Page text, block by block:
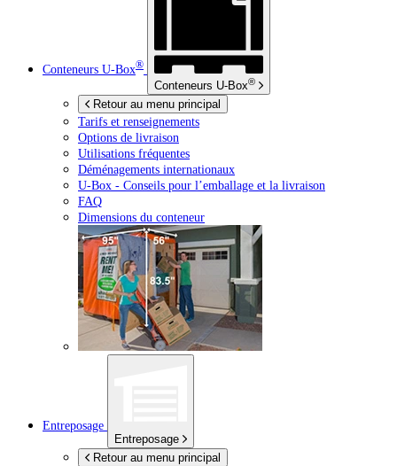
Conteneurs U-Box®
Conteneurs U-Box®
Retour au menu principal
Tarifs et renseignements
Options de livraison
Utilisations fréquentes
Déménagements internationaux
U-Box - Conseils pour l’emballage et la livraison
FAQ
Dimensions du conteneur
Entreposage
Entreposage
Retour au menu principal